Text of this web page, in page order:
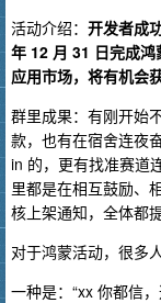
活动介绍： 开发者成
年 12 月 31 日完成
应用市场，将有机会
群里成果：有刚开始
款，也有在宿舍连夜
in 的，更有找准赛道
里都是在相互鼓励、
核上架通知，全体都
对于鸿蒙活动，很多
一种是：“xx 你都信